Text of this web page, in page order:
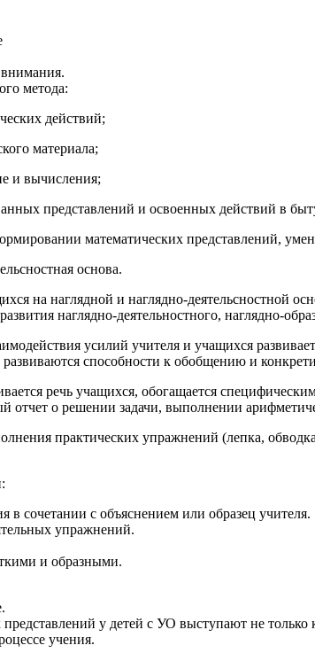
метода:
действий;
материала;
и вычисления;
представлений и освоенных действий в
математических представлений,
основа.
на наглядной и наглядно-деятельсностной
наглядно-деятельностного, наглядно-
усилий учителя и учащихся
способности к обобщению и
речь учащихся, обогащается
отчет о решении задачи, выполнении
практических упражнений (лепка,
в сочетании с объяснением или образец учителя.
упражнений.
и образными.
у детей с УО выступают не
учения.